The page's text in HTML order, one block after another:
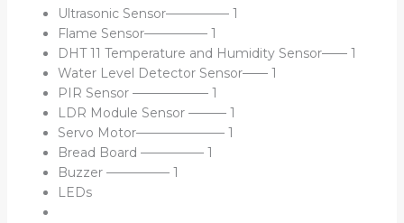
Ultrasonic Sensor————— 1
Flame Sensor————— 1
DHT 11 Temperature and Humidity Sensor—— 1
Water Level Detector Sensor—— 1
PIR Sensor —————— 1
LDR Module Sensor ——— 1
Servo Motor——————— 1
Bread Board ————— 1
Buzzer ————— 1
LEDs